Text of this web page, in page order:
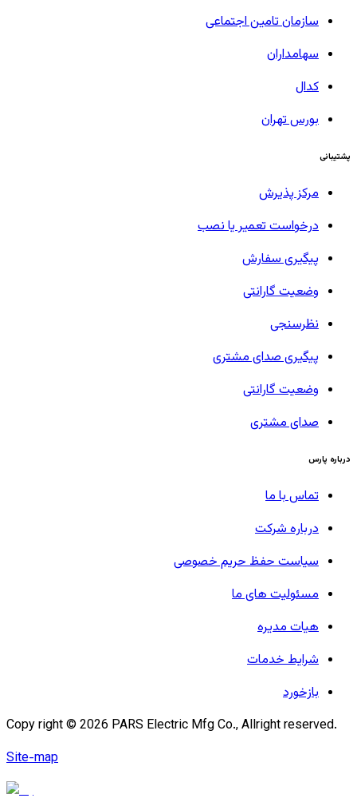
سازمان تامین اجتماعی
سهامداران
کدال
بورس تهران
پشتیبانی
مرکز پذیرش
درخواست تعمیر یا نصب
پیگیری سفارش
وضعیت گارانتی
نظرسنجی
پیگیری صدای مشتری
وضعیت گارانتی
صدای مشتری
درباره پارس
تماس با ما
درباره شرکت
سیاست حفظ حریم خصوصی
مسئولیت های ما
هیات مدیره
شرایط خدمات
بازخورد
Copy right © 2026 PARS Electric Mfg Co., Allright reserved.
Site-map